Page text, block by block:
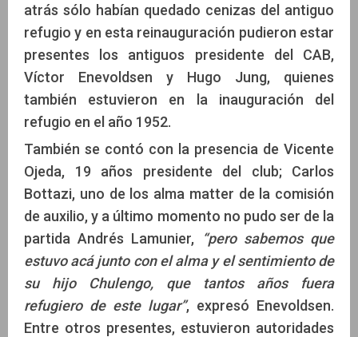
atrás sólo habían quedado cenizas del antiguo
refugio y en esta reinauguración pudieron estar
presentes los antiguos presidente del CAB,
Víctor Enevoldsen y Hugo Jung, quienes
también estuvieron en la inauguración del
refugio en el año 1952.
También se contó con la presencia de Vicente
Ojeda, 19 años presidente del club; Carlos
Bottazi, uno de los alma matter de la comisión
de auxilio, y a último momento no pudo ser de la
partida Andrés Lamunier, “pero sabemos que
estuvo acá junto con el alma y el sentimiento de
su hijo Chulengo, que tantos años fuera
refugiero de este lugar”, expresó Enevoldsen.
Entre otros presentes, estuvieron autoridades